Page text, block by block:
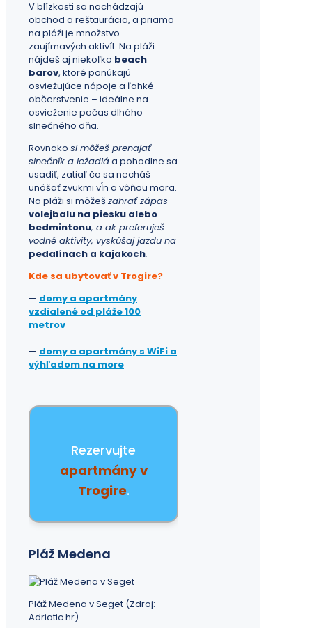
V blízkosti sa nachádzajú
obchod a reštaurácia, a priamo
na pláži je množstvo
zaujímavých aktivít. Na pláži
nájdeš aj niekoľko beach
barov, ktoré ponúkajú
osviežujúce nápoje a ľahké
občerstvenie – ideálne na
osvieženie počas dlhého
slnečného dňa.
Rovnako si môžeš prenajať
slnečník a ležadláa pohodlne sa
usadiť, zatiaľ čo sa necháš
unášať zvukmi vĺn a vôňou mora.
Na pláži si môžeš zahrať zápas
volejbalu na piesku alebo
bedmintonu, a ak preferuješ
vodné aktivity, vyskúšaj jazdu na
pedalínach a kajakoch.
Kde sa ubytovať v Trogire?
— domy a apartmány
vzdialené od pláže100
metrov
— domy a apartmány s WiFi a
výhľadom na more
Rezervujte
apartmány v
Trogire.
Pláž Medena
Pláž Medena v Seget (Zdroj:
Adriatic.hr)